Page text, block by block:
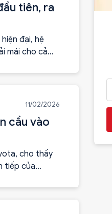
tiên, ra
đại, hệ
mái cho cả
11/02/2026
cầu vào
cho thấy
tiếp của